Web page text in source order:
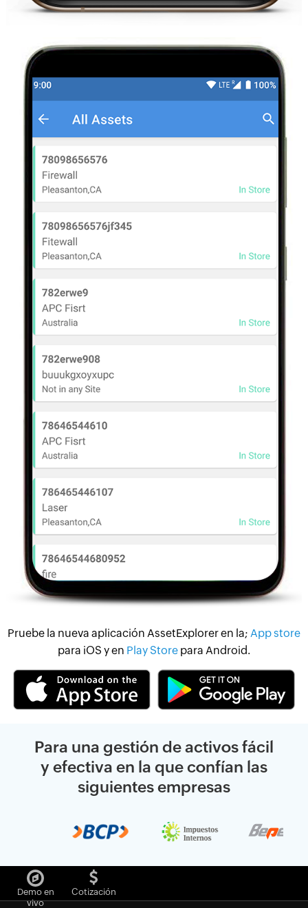
Pruebe la nueva aplicación AssetExplorer en la; App store
para iOS y en Play Storepara Android.
Para una gestión de activos fácil
y efectiva en la que confían las
siguientes empresas
Demo en
vivo
Cotización